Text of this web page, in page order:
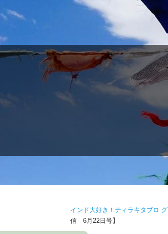
インド大好き！ティラキタブロ グ
信 6月22日号】